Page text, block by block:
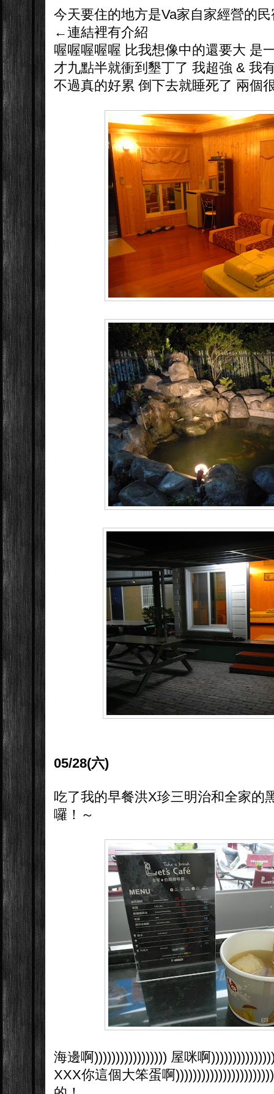
今天要住的地方是Va家自家經營的
←連結裡有介紹
喔喔喔喔喔 比我想像中的還要大 是
才九點半就衝到墾丁了 我超強 & 我
不過真的好累 倒下去就睡死了 兩個
05/28(六)
吃了我的早餐洪X珍三明治和全家的
囉！～
海邊啊))))))))))))))))) 屋咪啊
XXX你這個大笨蛋啊